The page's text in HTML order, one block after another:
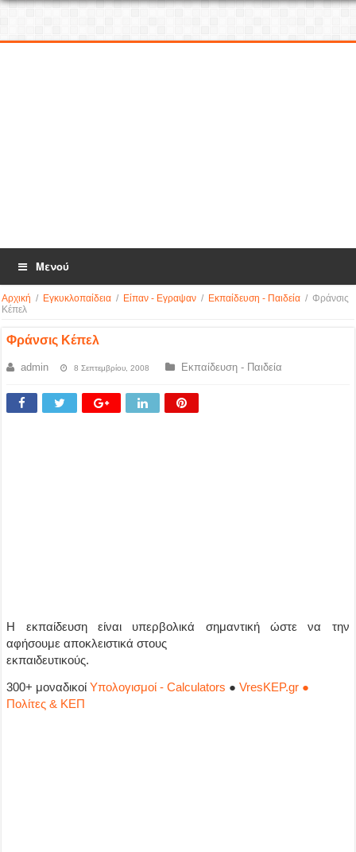
Μενού
Αρχική / Εγκυκλοπαίδεια / Είπαν - Εγραψαν / Εκπαίδευση - Παιδεία / Φράνσις
Κέπελ
Φράνσις Κέπελ
admin 8 Σεπτεμβρίου, 2008 Εκπαίδευση - Παιδεία
Η εκπαίδευση είναι υπερβολικά σημαντική ώστε να την
αφήσουμε αποκλειστικά στους
εκπαιδευτικούς.
300+ μοναδικοίΥπολογισμοί - Calculators ●VresKEP.gr ●
Πολίτες & ΚΕΠ